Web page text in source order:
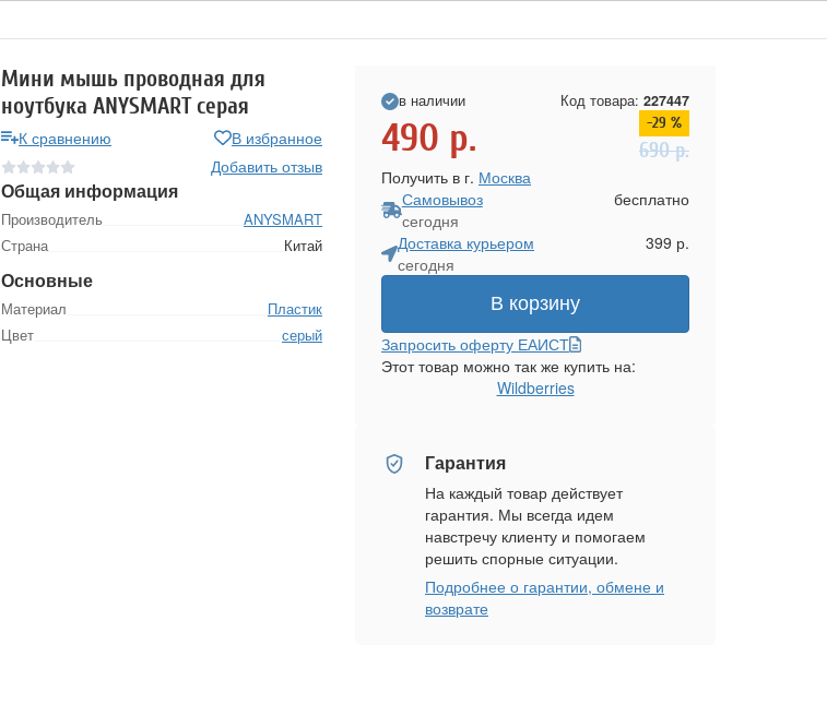
Мини мышь проводная для
ноутбука ANYSMART серая
К сравнению
В избранное
Добавить отзыв
Общая информация
Производитель
ANYSMART
Страна
Китай
Основные
Материал
Пластик
Цвет
серый
в наличии Код товара: 227447
490 р. -29 %
690р.
Получить в г. Москва
Самовывоз
сегодня
бесплатно
Доставка курьером
сегодня
399 р.
В корзину
Запросить оферту ЕАИСТ
Этот товар можно так же купить на:
Wildberries
Гарантия
На каждый товар действует
гарантия. Мы всегда идем
навстречу клиенту и помогаем
решить спорные ситуации.
Подробнее о гарантии, обмене и
возврате